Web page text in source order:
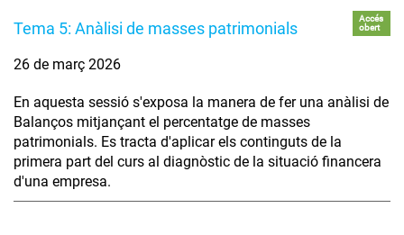
Tema 5: Anàlisi de masses patrimonials
Accés
obert
26 de març 2026
En aquesta sessió s'exposa la manera de fer una anàlisi de
Balanços mitjançant el percentatge de masses
patrimonials. Es tracta d'aplicar els continguts de la
primera part del curs al diagnòstic de la situació financera
d'una empresa.